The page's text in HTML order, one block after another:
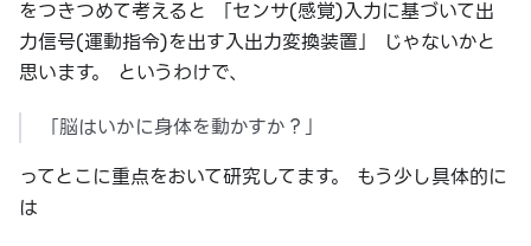
をつきつめて考えると 「センサ(感覚)入力に基づいて出
力信号(運動指令)を出す入出力変換装置」 じゃないかと
思います。 というわけで、
「脳はいかに身体を動かすか？」
ってとこに重点をおいて研究してます。 もう少し具体的に
は